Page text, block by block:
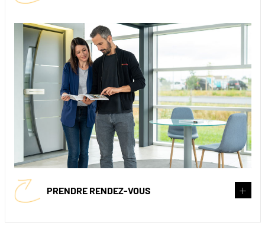
PRENDRE RENDEZ-VOUS